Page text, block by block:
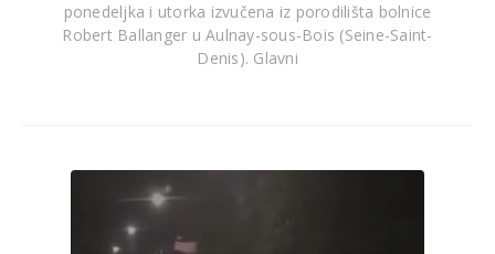
ponedeljka i utorka izvučena iz porodilišta bolnice
Robert Ballanger u Aulnay-sous-Bois (Seine-Saint-
Denis). Glavni